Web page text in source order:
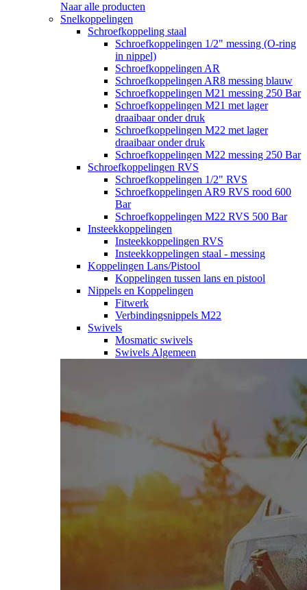
Naar alle producten
Snelkoppelingen
Schroefkoppeling staal
Schroefkoppelingen 1/2" messing (O-ring
in nippel)
Schroefkoppelingen AR
Schroefkoppelingen AR8 messing blauw
Schroefkoppelingen M21 messing 250 Bar
Schroefkoppelingen M21 met lager
draaibaar onder druk
Schroefkoppelingen M22 met lager
draaibaar onder druk
Schroefkoppelingen M22 messing 250 Bar
Schroefkoppelingen RVS
Schroefkoppelingen 1/2" RVS
Schroefkoppelingen AR9 RVS rood 600
Bar
Schroefkoppelingen M22 RVS 500 Bar
Insteekkoppelingen
Insteekkoppelingen RVS
Insteekkoppelingen staal - messing
Koppelingen Lans/Pistool
Koppelingen tussen lans en pistool
Nippels en Koppelingen
Fitwerk
Verbindingsnippels M22
Swivels
Mosmatic swivels
Swivels Algemeen